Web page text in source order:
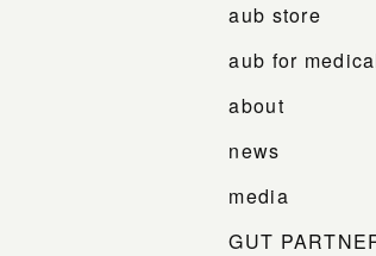
aub store
aub for
about
news
media
GUT